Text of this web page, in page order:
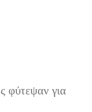
φύτεψαν για